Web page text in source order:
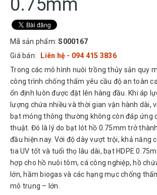
0.75mm
Mã sản phẩm:S000167
Giá bán:
Liên hệ - 094 415 3836
Trong các mô hình nuôi trồng thủy sản quy
công trình chống thấm yêu cầu độ an toàn
ổn định luôn được đặt lên hàng đầu. Khi áp
lượng chứa nhiều và thời gian vận hành dài,
bạt mỏng thông thường không còn đáp ứng
thuật. Đó là lý do bạt lót hồ 0.75mm trở
đầu hiện nay. Với độ dày vượt trội, khả năng
tia UV tốt và tuổi thọ lâu dài, bạt HDPE
hợp cho hồ nuôi tôm, cá công nghiệp, hồ
lớn, hầm biogas và các hạng mục chống
mô trung – lớn.